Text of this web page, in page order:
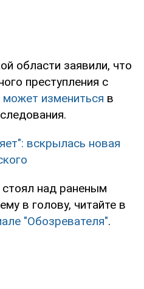
области заявили, что
преступления с
может измениться в
вскрылась новая
над раненым
в голову, читайте в
"Обозревателя".